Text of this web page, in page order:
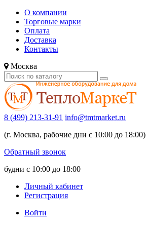
О компании
Торговые марки
Оплата
Доставка
Контакты
Москва
8 (499) 213-31-91 info@tmtmarket.ru
(г. Москва, рабочие дни с 10:00 до 18:00)
Обратный звонок
будни с 10:00 до 18:00
Личный кабинет
Регистрация
Войти